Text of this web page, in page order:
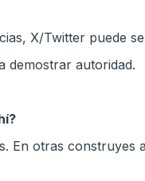
X/Twitter puede
demostrar autoridad.
otras construyes